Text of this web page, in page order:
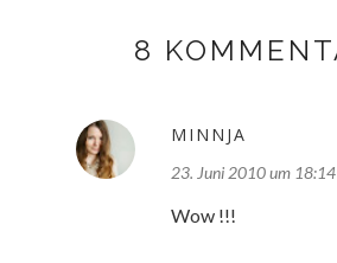
8
MINNJA
23. Juni 2010 um 18:14
Wow !!!